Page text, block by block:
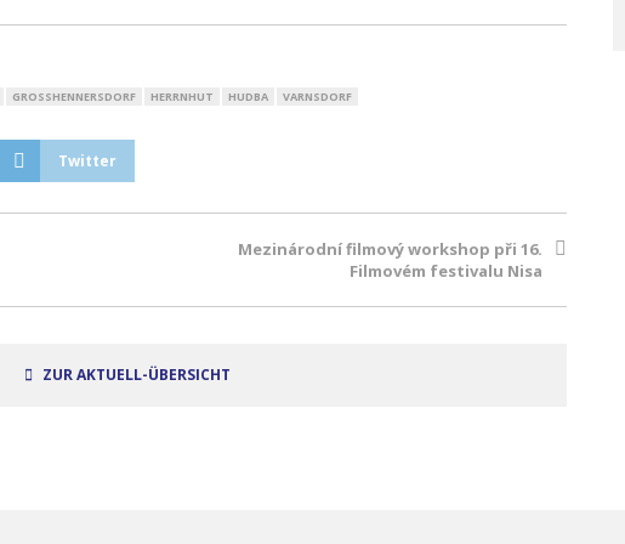
GROSSHENNERSDORF HERRNHUT HUDBA VARNSDORF
Twitter
Mezinárodní filmový workshop při 16.
Filmovém festivalu Nisa
ZUR AKTUELL-ÜBERSICHT